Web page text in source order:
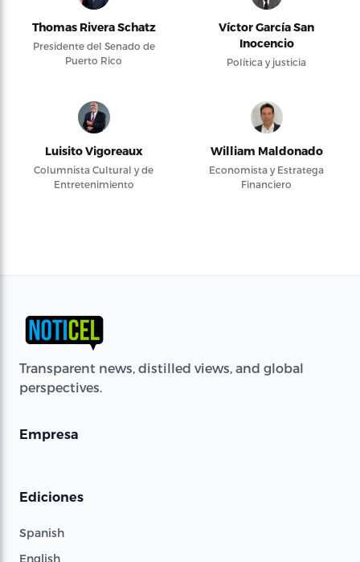
Thomas Rivera Schatz
Presidente del Senado de
Puerto Rico
Víctor García San
Inocencio
Política y justicia
Luisito Vigoreaux
Columnista Cultural y de
Entretenimiento
William Maldonado
Economista y Estratega
Financiero
Transparent news, distilled views, and global
perspectives.
Empresa
Ediciones
Spanish
English